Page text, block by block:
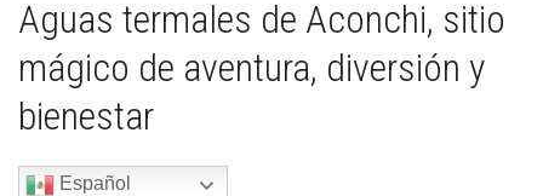
Aguas termales de Aconchi, sitio
mágico de aventura, diversión y
bienestar
Español